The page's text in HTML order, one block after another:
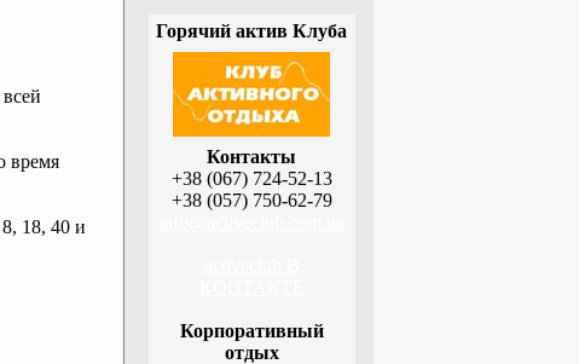
время
18, 40 и
Горячий актив Клуба
Контакты
+38 (067) 724-52-13
+38 (057) 750-62-79
Корпоративный
отдых